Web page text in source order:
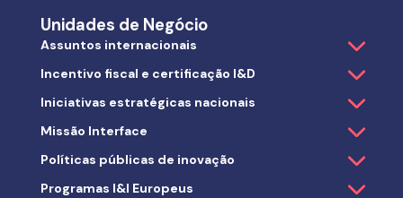
Unidades de Negócio
Assuntos internacionais
Incentivo fiscal e certificação I&D
Iniciativas estratégicas nacionais
Missão Interface
Políticas públicas de inovação
Programas I&I Europeus